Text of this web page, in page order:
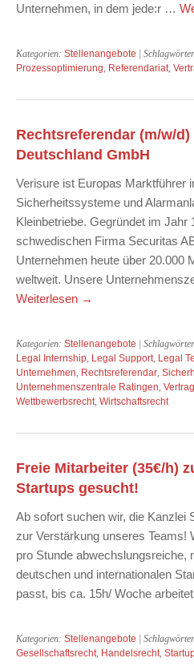
Unternehmen, in dem jede:r …
Kategorien: Stellenangebote |
Prozessoptimierung, Referendariat,
Rechtsreferendar (m/w/d)
Deutschland GmbH
Verisure ist Europas Marktführer
Sicherheitssysteme und
Kleinbetriebe. Gegründet im Jahr
schwedischen Firma Securitas
Unternehmen heute über 20.000
weltweit. Unsere
Weiterlesen →
Kategorien: Stellenangebote |
Legal Internship, Legal Support, Legal
Unternehmen, Rechtsreferendar,
Unternehmenszentrale Ratingen,
Wettbewerbsrecht, Wirtschaftsrecht
Freie Mitarbeiter (35€/h)
Startups gesucht!
Ab sofort suchen wir, die Kanzlei
zur Verstärkung unseres Teams!
pro Stunde abwechslungsreiche,
deutschen und internationalen
passt, bis ca. 15h/ Woche
Kategorien: Stellenangebote |
Gesellschaftsrecht, Handelsrecht,